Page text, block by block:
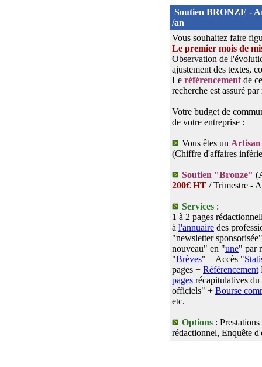
Soutien BRONZE -
/an
Vous souhaitez faire
Le premier mois de
Observation de
ajustement des textes,
Le référencement de
recherche est assuré
Votre budget de
de votre entreprise :
Vous êtes un
(Chiffre d'affaires
Soutien "Bronze"
200€ HT / Trimestre -
Services :
1 à 2 pages
à l'annuaire des
"newsletter
nouveau" en "une" par
"Brèves" + Accès "
pages + Référencement
pages récapitulatives
officiels" + Bourse
etc.
Options :
rédactionnel, Enquête